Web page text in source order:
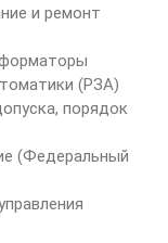
и ремонт
(РЗА)
порядок
(Федеральный